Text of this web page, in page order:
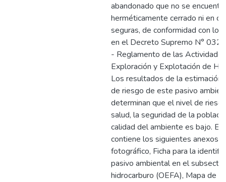
abandonado que no se encuentra
herméticamente cerrado ni en
seguras, de conformidad con lo
en el Decreto Supremo N°
- Reglamento de las
Exploración y Explotación de
Los resultados de la estimación
de riesgo de este pasivo
determinan que el nivel de
salud, la seguridad de la
calidad del ambiente es bajo. El
contiene los siguientes anexos:
fotográfico, Ficha para la
pasivo ambiental en el subsector
hidrocarburo (OEFA), Mapa de